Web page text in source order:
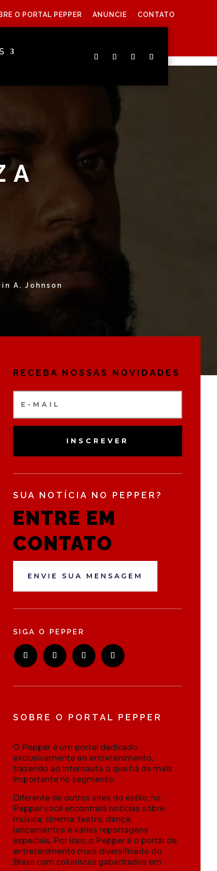
O PORTAL PEPPER ANUNCIE CONTATO
A
A. Johnson
RECEBA NOSSAS NOVIDADES
INSCREVER
SUA NOTÍCIA NO PEPPER?
ENTRE EM
CONTATO
ENVIE SUA MENSAGEM
SIGA O PEPPER
SOBRE O PORTAL PEPPER
O Pepper é um portal dedicado
exclusivamente ao entretenimento,
trazendo ao internauta o que há de mais
importante no segmento.
Diferente de outros sites do estilo, no
Pepper você encontrará notícias sobre
música, cinema, teatro, dança,
lançamentos e várias reportagens
especiais. Por isso, o Pepper é o portal de
entretenimento mais diversificado do
Brasil com colunistas gabaritados em